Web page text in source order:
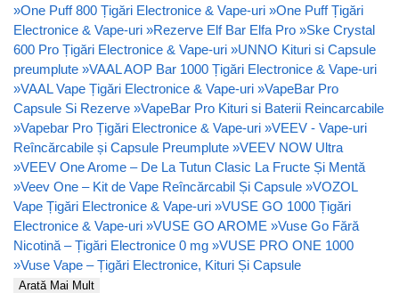
»One Puff 800 Țigări Electronice & Vape-uri »One Puff Țigări
Electronice & Vape-uri »Rezerve Elf Bar Elfa Pro »Ske Crystal
600 Pro Țigări Electronice & Vape-uri »UNNO Kituri si Capsule
preumplute »VAAL AOP Bar 1000 Țigări Electronice & Vape-uri
»VAAL Vape Țigări Electronice & Vape-uri »VapeBar Pro
Capsule Si Rezerve »VapeBar Pro Kituri si Baterii Reincarcabile
»Vapebar Pro Țigări Electronice & Vape-uri »VEEV - Vape-uri
Reîncărcabile și Capsule Preumplute »VEEV NOW Ultra
»VEEV One Arome – De La Tutun Clasic La Fructe Și Mentă
»Veev One – Kit de Vape Reîncărcabil Și Capsule »VOZOL
Vape Țigări Electronice & Vape-uri »VUSE GO 1000 Țigări
Electronice & Vape-uri »VUSE GO AROME »Vuse Go Fără
Nicotină – Țigări Electronice 0 mg »VUSE PRO ONE 1000
»Vuse Vape – Țigări Electronice, Kituri Și Capsule
Arată Mai Mult